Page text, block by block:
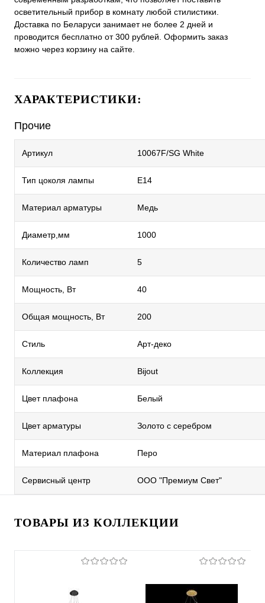
осветительный прибор в комнату любой стилистики.
Доставка по Беларуси занимает не более 2 дней и
проводится бесплатно от 300 рублей. Оформить заказ
можно через корзину на сайте.
ХАРАКТЕРИСТИКИ:
Прочие
Артикул 10067F/SG White
Тип цоколя лампы E14
Материал арматуры Медь
Диаметр,мм 1000
Количество ламп 5
Мощность, Вт 40
Общая мощность, Вт 200
Стиль Арт-деко
Коллекция Bijout
Цвет плафона Белый
Цвет арматуры Золото с серебром
Материал плафона Перо
Сервисный центр ООО "Премиум Свет"
ТОВАРЫ ИЗ КОЛЛЕКЦИИ